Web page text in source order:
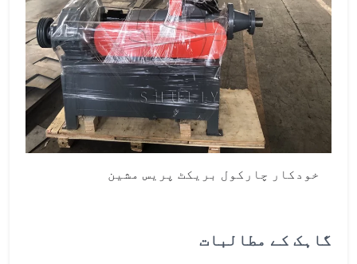
خودکار چارکول بریکٹ پریس مشین
گاہک کے مطالبات